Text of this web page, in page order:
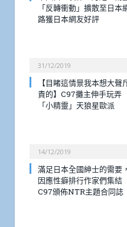
「反轉衝動」擴散至日本
路獲日本網友好評
31/12/2019
【目睹這情景我本想大聲
責的】C97攤主伸手玩弄
「小精靈」天狼星歐派
14/12/2019
滿足日本全國紳士的需要，
因應性癖排行作家們集結
C97頒佈NTR主題合同誌